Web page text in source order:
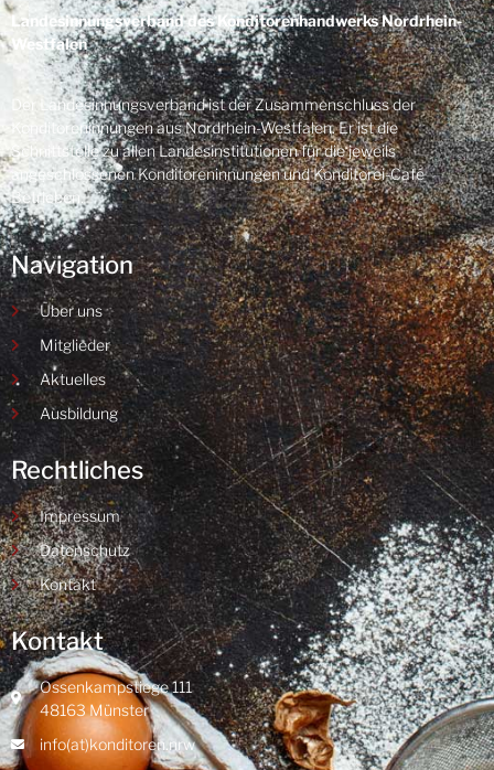
Landesinnungsverband des Konditorenhandwerks Nordrhein-
Westfalen
Der Landesinnungsverband ist der Zusammenschluss der
Konditoreninnungen aus Nordrhein-Westfalen. Er ist die
Schnittstelle zu allen Landesinstitutionen für die jeweils
angeschlossenen Konditoreninnungen und Konditorei-Café
Betrieben.
Navigation
Über uns
Mitglieder
Aktuelles
Ausbildung
Rechtliches
Impressum
Datenschutz
Kontakt
Kontakt
Ossenkampstiege 111
48163 Münster
info(at)konditoren.nrw